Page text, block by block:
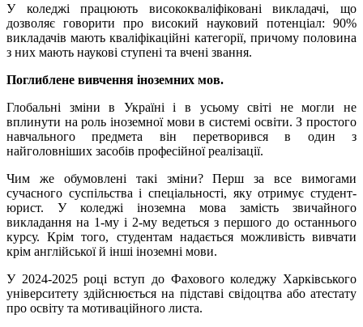
У коледжі працюють висококваліфіковані викладачі, що
дозволяє говорити про високий науковий потенціал: 90%
викладачів мають кваліфікаційні категорії, причому половина
з них мають наукові ступені та вчені звання.
Поглиблене вивчення іноземних мов.
Глобальні зміни в Україні і в усьому світі не могли не
вплинути на роль іноземної мови в системі освіти. З простого
навчального предмета він перетворився в один з
найголовніших засобів професійної реалізації.
Чим же обумовлені такі зміни? Перш за все вимогами
сучасного суспільства і спеціальності, яку отримує студент-
юрист. У коледжі іноземна мова замість звичайного
викладання на 1-му і 2-му ведеться з першого до останнього
курсу. Крім того, студентам надається можливість вивчати
крім англійської й інші іноземні мови.
У 2024-2025 році вступ до Фахового коледжу Харківського
університету здійснюється на підставі свідоцтва або атестату
про освіту та мотиваційного листа.